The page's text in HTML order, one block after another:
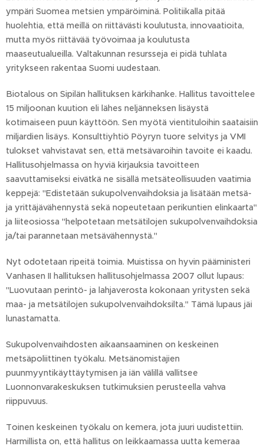
ympäri Suomea metsien ympäröiminä. Politiikalla pitää
huolehtia, että meillä on riittävästi koulutusta, innovaatioita,
mutta myös riittävää työvoimaa ja koulutusta
maaseutualueilla. Valtakunnan resursseja ei pidä tuhlata
yritykseen rakentaa Suomi uudestaan.
Biotalous on Sipilän hallituksen kärkihanke. Hallitus tavoittelee
15 miljoonan kuution eli lähes neljänneksen lisäystä
kotimaiseen puun käyttöön. Sen myötä vientituloihin saataisiin
miljardien lisäys. Konsulttiyhtiö Pöyryn tuore selvitys ja VMI
tulokset vahvistavat sen, että metsävaroihin tavoite ei kaadu.
Hallitusohjelmassa on hyviä kirjauksia tavoitteen
saavuttamiseksi eivätkä ne sisällä metsäteollisuuden vaatimia
keppejä: "Edistetään sukupolvenvaihdoksia ja lisätään metsä-
ja yrittäjävähennystä sekä nopeutetaan perikuntien elinkaarta"
ja liiteosiossa "helpotetaan metsätilojen sukupolvenvaihdoksia
ja/tai parannetaan metsävähennystä."
Nyt odotetaan ripeitä toimia. Muistissa on hyvin pääministeri
Vanhasen II hallituksen hallitusohjelmassa 2007 ollut lupaus:
"Luovutaan perintö- ja lahjaverosta kokonaan yritysten sekä
maa- ja metsätilojen sukupolvenvaihdoksilta." Tämä lupaus jäi
lunastamatta.
Sukupolvenvaihdosten aikaansaaminen on keskeinen
metsäpoliittinen työkalu. Metsänomistajien
puunmyyntikäyttäytymisen ja iän välillä vallitsee
Luonnonvarakeskuksen tutkimuksien perusteella vahva
riippuvuus.
Toinen keskeinen työkalu on kemera, jota juuri uudistettiin.
Harmillista on, että hallitus on leikkaamassa uutta kemeraa